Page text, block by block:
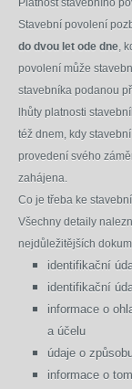
Platnost stavebního
Stavební povolení
do dvou let ode dne,
povolení může
stavebníka podanou
lhůty platnosti
též dnem, kdy
provedení svého
zahájena.
Co je třeba ke
Všechny detaily
nejdůležitějších
identifikační
identifikační
informace o
a účelu
údaje o
informace o